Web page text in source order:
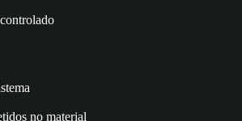
no material